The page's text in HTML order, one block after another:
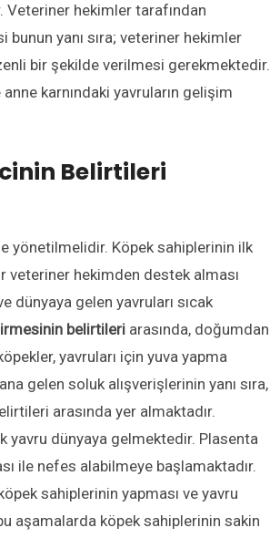
hekimler tarafından
yanı sıra; veteriner hekimler
bir şekilde verilmesi gerekmektedir.
karnındaki yavruların gelişim
Belirtileri
yönetilmelidir. Köpek sahiplerinin ilk
veteriner hekimden destek alması
dünyaya gelen yavruları sıcak
belirtileri arasında, doğumdan
yavruları için yuva yapma
gelen soluk alışverişlerinin yanı sıra,
arasında yer almaktadır.
yavru dünyaya gelmektedir. Plasenta
ile nefes alabilmeye başlamaktadır.
sahiplerinin yapması ve yavru
aşamalarda köpek sahiplerinin sakin